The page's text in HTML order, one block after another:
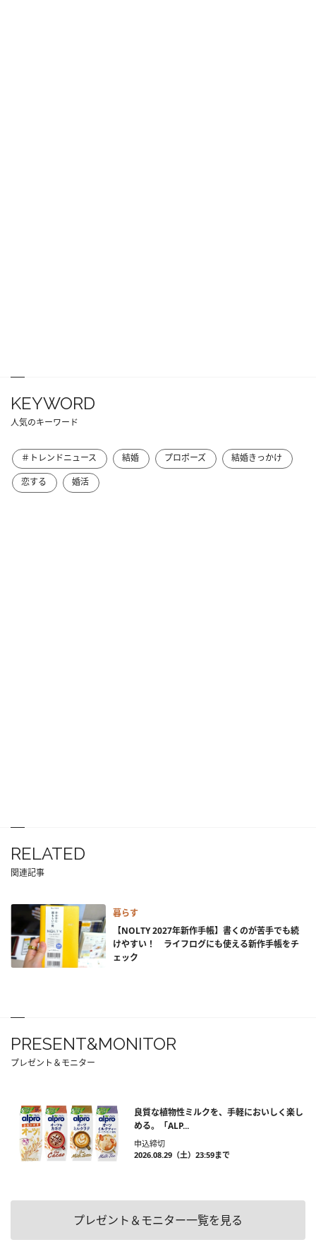
KEYWORD
人気のキーワード
＃トレンドニュース 結婚 プロポーズ
結婚きっかけ
恋する
婚活
RELATED
関連記事
暮らす
【NOLTY 2027年新作手帳】書くのが苦手でも続
けやすい！ ライフログにも使える新作手帳をチ
ェック
PRESENT&MONITOR
プレゼント＆モニター
良質な植物性ミルクを、手軽においしく楽し
める。「ALP...
申込締切
2026.08.29（土）23:59まで
プレゼント＆モニター一覧を見る